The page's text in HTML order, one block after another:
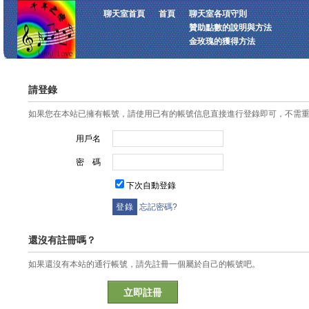
聊天室首頁 首頁
聊天室各項守則
贊助點數的說明與方法
金玫瑰的獲得方法
請登錄
如果您在本站已擁有帳號，請使用已有的帳號信息直接進行登錄即可，不需
用戶名
密 碼
下次自動登錄
忘記密碼?
還沒有註冊嗎？
如果還沒有本站的通行帳號，請先註冊一個屬於自己的帳號吧。
立即註冊